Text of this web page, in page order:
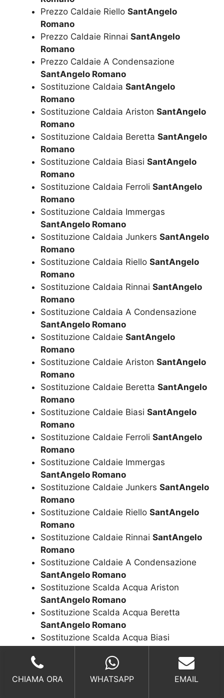
Prezzo Caldaie Riello SantAngelo
Romano
Prezzo Caldaie Rinnai SantAngelo
Romano
Prezzo Caldaie A Condensazione
SantAngelo Romano
Sostituzione Caldaia SantAngelo
Romano
Sostituzione Caldaia Ariston SantAngelo
Romano
Sostituzione Caldaia Beretta SantAngelo
Romano
Sostituzione Caldaia Biasi SantAngelo
Romano
Sostituzione Caldaia Ferroli SantAngelo
Romano
Sostituzione Caldaia Immergas
SantAngelo Romano
Sostituzione Caldaia Junkers SantAngelo
Romano
Sostituzione Caldaia Riello SantAngelo
Romano
Sostituzione Caldaia Rinnai SantAngelo
Romano
Sostituzione Caldaia A Condensazione
SantAngelo Romano
Sostituzione Caldaie SantAngelo
Romano
Sostituzione Caldaie Ariston SantAngelo
Romano
Sostituzione Caldaie Beretta SantAngelo
Romano
Sostituzione Caldaie Biasi SantAngelo
Romano
Sostituzione Caldaie Ferroli SantAngelo
Romano
Sostituzione Caldaie Immergas
SantAngelo Romano
Sostituzione Caldaie Junkers SantAngelo
Romano
Sostituzione Caldaie Riello SantAngelo
Romano
Sostituzione Caldaie Rinnai SantAngelo
Romano
Sostituzione Caldaie A Condensazione
SantAngelo Romano
Sostituzione Scalda Acqua Ariston
SantAngelo Romano
Sostituzione Scalda Acqua Beretta
SantAngelo Romano
Sostituzione Scalda Acqua Biasi
Sostituzione Scalda Acqua Rinnai
SantAngelo Romano
CHIAMA ORA WHATSAPP EMAIL